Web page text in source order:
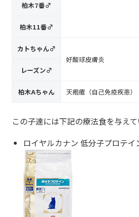
柏木7番♂
柏木11番♂
カトちゃん♂
好酸球皮膚炎
レーズン♂
柏木Aちゃん 天疱瘡（自己免疫疾患）
この子達には下記の療法食を与え
ロイヤルカナン 低分子プロテイ